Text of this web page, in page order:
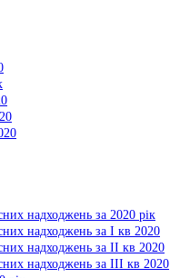
надходжень за 2020 рік
надходжень за І кв 2020
надходжень за ІІ кв 2020
надходжень за ІІІ кв 2020